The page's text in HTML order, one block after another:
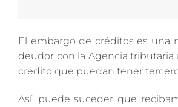
El embargo de créditos es una
deudor con la Agencia tributaria
crédito que puedan tener
Así, puede suceder que